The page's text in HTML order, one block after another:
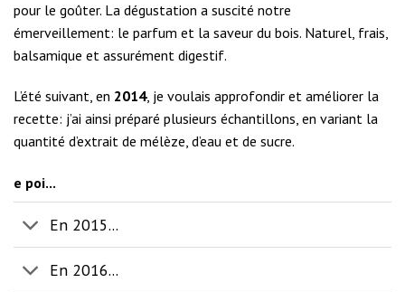
pour le goûter. La dégustation a suscité notre
émerveillement: le parfum et la saveur du bois. Naturel, frais,
balsamique et assurément digestif.
L’été suivant, en 2014, je voulais approfondir et améliorer la
recette: j’ai ainsi préparé plusieurs échantillons, en variant la
quantité d’extrait de mélèze, d’eau et de sucre.
e poi...
En 2015...
En 2016...